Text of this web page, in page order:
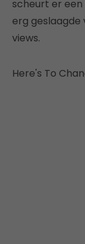
scheurt er een
erg geslaagde
views.
Here's To